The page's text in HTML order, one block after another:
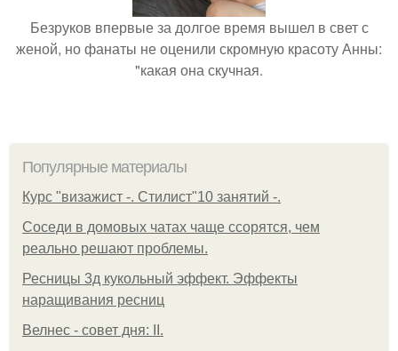
Безруков впервые за долгое время вышел в свет с
женой, но фанаты не оценили скромную красоту Анны:
"какая она скучная.
Популярные материалы
Курс "визажист -. Стилист"10 занятий -.
Соседи в домовых чатах чаще ссорятся, чем
реально решают проблемы.
Ресницы 3д кукольный эффект. Эффекты
наращивания ресниц
Велнес - совет дня: II.